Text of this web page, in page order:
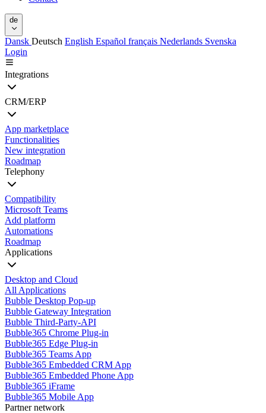
de
Dansk Deutsch English Español français Nederlands Svenska
Login
Integrations
CRM/ERP
App marketplace
Functionalities
New integration
Roadmap
Telephony
Compatibility
Microsoft Teams
Add platform
Automations
Roadmap
Applications
Desktop and Cloud
All Applications
Bubble Desktop Pop-up
Bubble Gateway Integration
Bubble Third-Party-API
Bubble365 Chrome Plug-in
Bubble365 Edge Plug-in
Bubble365 Teams App
Bubble365 Embedded CRM App
Bubble365 Embedded Phone App
Bubble365 iFrame
Bubble365 Mobile App
Partner network